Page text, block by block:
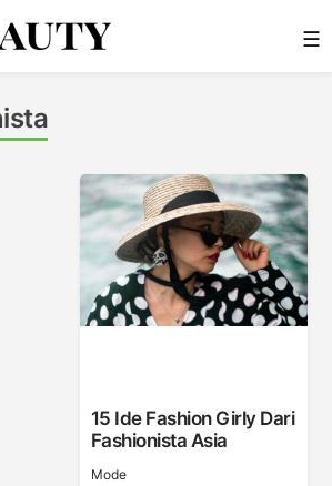
☰
15 Ide Fashion Girly Dari
Fashionista Asia
Mode